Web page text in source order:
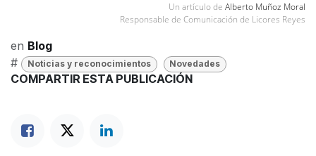
Un artículo de Alberto Muñoz Moral
Responsable de Comunicación de Licores Reyes
en Blog
#
Noticias y reconocimientos Novedades
COMPARTIR ESTA PUBLICACIÓN